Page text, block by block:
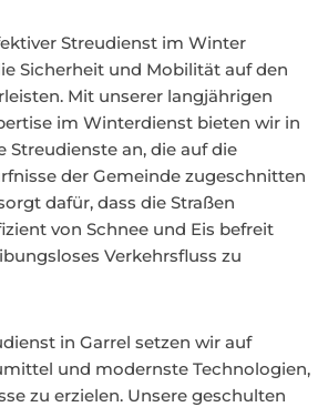
Streudienst im Winter
Sicherheit und Mobilität auf den
Mit unserer langjährigen
im Winterdienst bieten wir in
Streudienste an, die auf die
der Gemeinde zugeschnitten
dafür, dass die Straßen
von Schnee und Eis befreit
Verkehrsfluss zu
in Garrel setzen wir auf
und modernste Technologien,
zu erzielen. Unsere geschulten